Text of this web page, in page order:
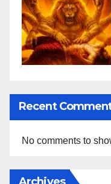
Recent
No comments to